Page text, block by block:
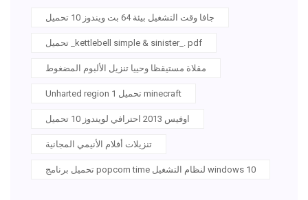
جافا وقت التشغيل بيئة 64 بت ويندوز 10 تحميل
تحميل _kettlebell simple & sinister_. pdf
مقلاة مستيقظا وحييا تنزيل الألبوم المضغوط
Unharted region 1 تحميل minecraft
اوفيس 2013 احترافي لويندوز 10 تحميل
تنزيلات أفلام الأنيمي المجانية
تحميل برنامج popcorn time لنظام التشغيل windows 10